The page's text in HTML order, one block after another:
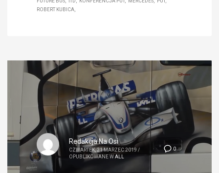
ROBERT KUBICA
0
Redakcja Na Osi
CZWARTEK, 21 MARZEC 2019 /
OPUBLIKOWANE WALL